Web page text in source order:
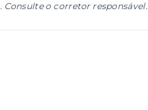
Consulte o corretor responsável.